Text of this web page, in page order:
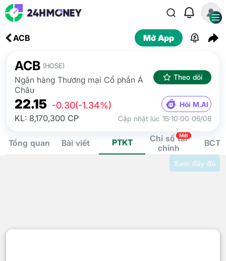
ACB Mở App
ACB (HOSE)
Ngân hàng Thương mại Cổ phần Á
Châu
Theo dõi
22.15 -0.30(-1.34%) Hỏi M.AI
KL: 8,170,300 CP Cập nhật lúc 15:10:00 06/08
Tổng quan Bài viết PTKT
Chỉ số tài
chính
Mới
BCTC
Xem đầy đủ